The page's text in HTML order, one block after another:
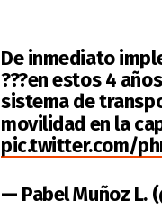
De inmediato
???en estos 4
sistema de
movilidad en la
pic.twitter.com/
— Pabel Muñoz L.